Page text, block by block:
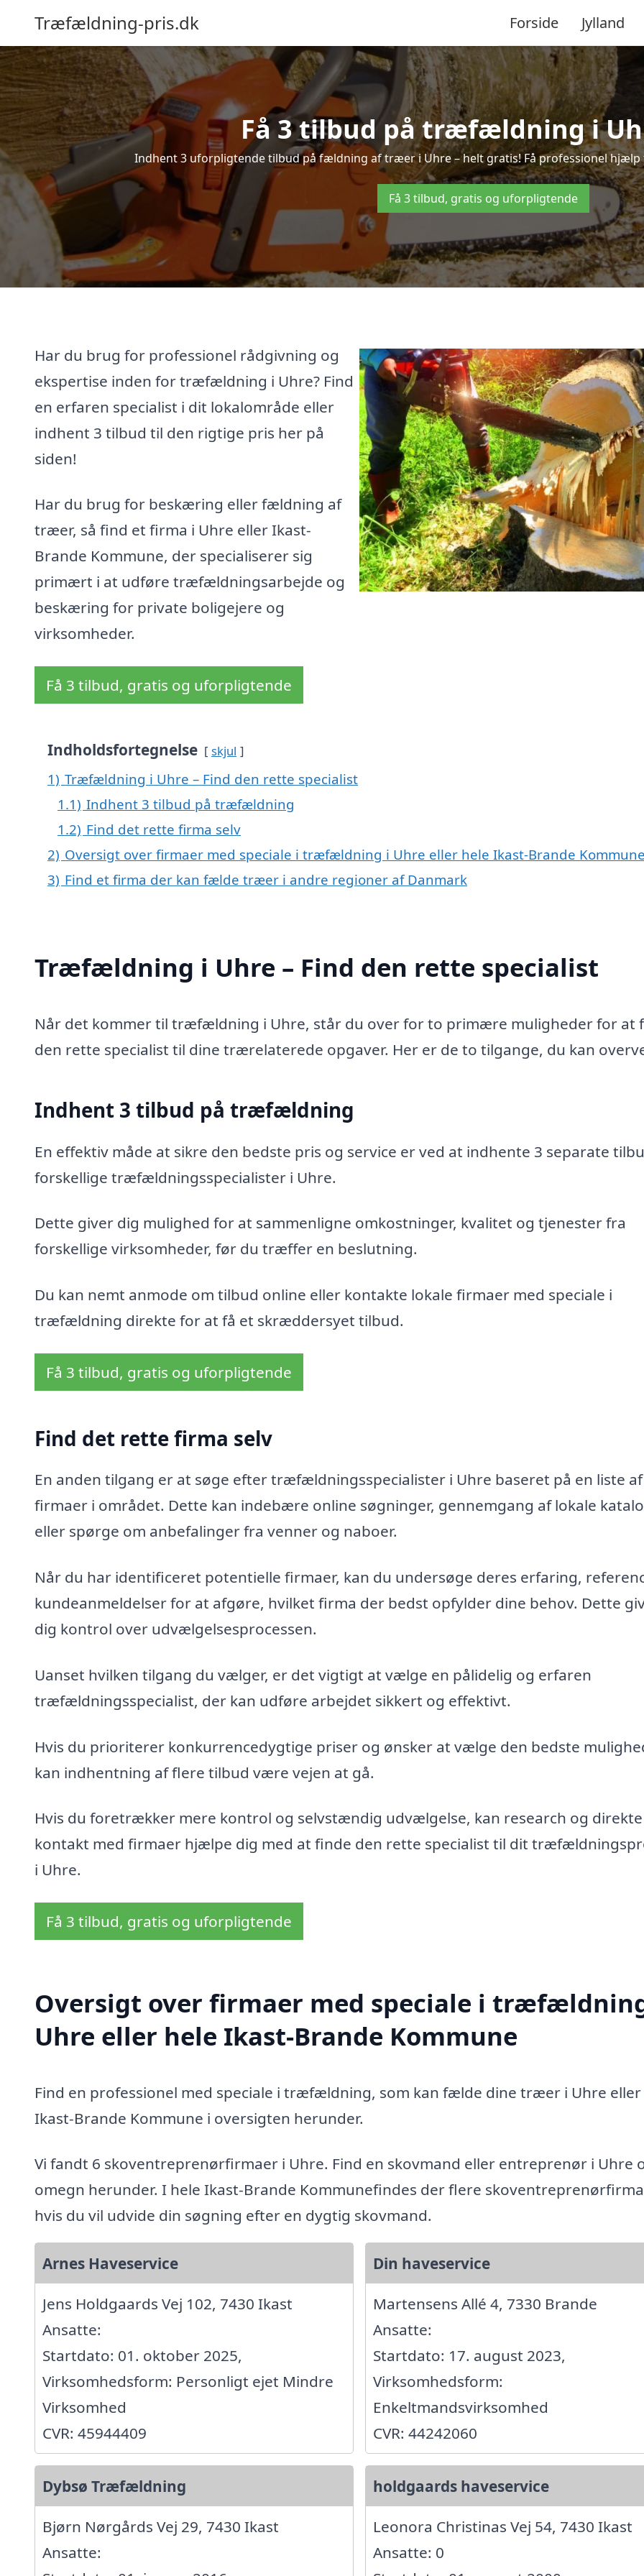
Træfældning-pris.dk Forside Jylland
Få 3 tilbud på træfældning i
Indhent 3 uforpligtende tilbud på fældning af træer i Uhre – helt gratis! Få professionel
Få 3 tilbud, gratis og uforpligtende
Har du brug for professionel rådgivning og
ekspertise inden for træfældning i Uhre? Find
en erfaren specialist i dit lokalområde eller
indhent 3 tilbud til den rigtige pris her på
siden!
Har du brug for beskæring eller fældning af
træer, så find et firma i Uhre eller Ikast-
Brande Kommune, der specialiserer sig
primært i at udføre træfældningsarbejde og
beskæring for private boligejere og
virksomheder.
Få 3 tilbud, gratis og uforpligtende
Indholdsfortegnelse skjul
1) Træfældning i Uhre – Find den rette specialist
1.1) Indhent 3 tilbud på træfældning
1.2) Find det rette firma selv
2) Oversigt over firmaer med speciale i træfældning i Uhre eller hele Ikast-Brande
3) Find et firma der kan fælde træer i andre regioner af Danmark
Træfældning i Uhre – Find den rette specialist
Når det kommer til træfældning i Uhre, står du over for to primære muligheder for at
den rette specialist til dine trærelaterede opgaver. Her er de to tilgange, du kan
Indhent 3 tilbud på træfældning
En effektiv måde at sikre den bedste pris og service er ved at indhente 3 separate
forskellige træfældningsspecialister i Uhre.
Dette giver dig mulighed for at sammenligne omkostninger, kvalitet og tjenester fra
forskellige virksomheder, før du træffer en beslutning.
Du kan nemt anmode om tilbud online eller kontakte lokale firmaer med speciale i
træfældning direkte for at få et skræddersyet tilbud.
Få 3 tilbud, gratis og uforpligtende
Find det rette firma selv
En anden tilgang er at søge efter træfældningsspecialister i Uhre baseret på en liste af
firmaer i området. Dette kan indebære online søgninger, gennemgang af lokale
eller spørge om anbefalinger fra venner og naboer.
Når du har identificeret potentielle firmaer, kan du undersøge deres erfaring,
kundeanmeldelser for at afgøre, hvilket firma der bedst opfylder dine behov. Dette
dig kontrol over udvælgelsesprocessen.
Uanset hvilken tilgang du vælger, er det vigtigt at vælge en pålidelig og erfaren
træfældningsspecialist, der kan udføre arbejdet sikkert og effektivt.
Hvis du prioriterer konkurrencedygtige priser og ønsker at vælge den bedste
kan indhentning af flere tilbud være vejen at gå.
Hvis du foretrækker mere kontrol og selvstændig udvælgelse, kan research og direkte
kontakt med firmaer hjælpe dig med at finde den rette specialist til dit
i Uhre.
Få 3 tilbud, gratis og uforpligtende
Oversigt over firmaer med speciale i
Uhre eller hele Ikast-Brande Kommune
Find en professionel med speciale i træfældning, som kan fælde dine træer i Uhre eller
Ikast-Brande Kommune i oversigten herunder.
Vi fandt 6 skoventreprenørfirmaer i Uhre. Find en skovmand eller entreprenør i Uhre
omegn herunder. I hele Ikast-Brande Kommunefindes der flere
hvis du vil udvide din søgning efter en dygtig skovmand.
Arnes Haveservice
Jens Holdgaards Vej 102, 7430 Ikast
Ansatte:
Startdato: 01. oktober 2025,
Virksomhedsform: Personligt ejet Mindre
Virksomhed
CVR: 45944409
Din haveservice
Martensens Allé 4, 7330 Brande
Ansatte:
Startdato: 17. august 2023,
Virksomhedsform:
Enkeltmandsvirksomhed
CVR: 44242060
Dybsø Træfældning
Bjørn Nørgårds Vej 29, 7430 Ikast
Ansatte:
holdgaards haveservice
Leonora Christinas Vej 54, 7430 Ikast
Ansatte: 0